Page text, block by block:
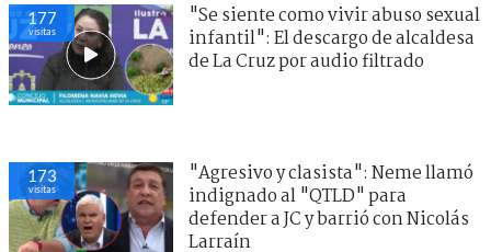
177
visitas
"Se siente como vivir abuso sexual
infantil": El descargo de alcaldesa
de La Cruz por audio filtrado
173
visitas
"Agresivo y clasista": Neme llamó
indignado al "QTLD" para
defender a JC y barrió con Nicolás
Larraín